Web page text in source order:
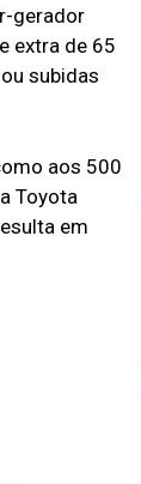
gerador
extra de 65
subidas
aos 500
Toyota
em